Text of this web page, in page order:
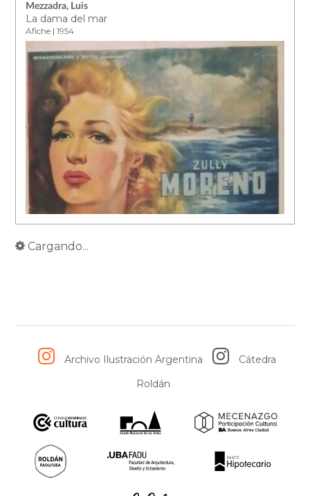
Mezzadra, Luis
La dama del mar
Afiche | 1954
Cargando...
Archivo Ilustración Argentina
Cátedra
Roldán